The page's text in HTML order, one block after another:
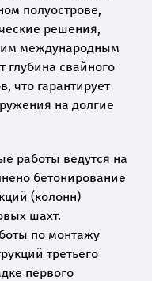
полуострове,
решения,
международным
глубина свайного
что гарантирует
на долгие
работы ведутся на
бетонирование
(колонн)
шахт.
по монтажу
третьего
первого